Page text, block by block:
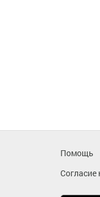
Помощь
Согласие